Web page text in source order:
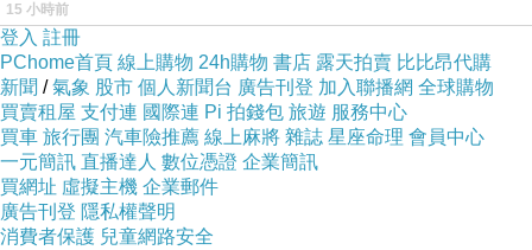
仞的懸崖上，有一座遮天蔽
15 小時前
登入 註冊
PChome首頁 線上購物 24h購物 書店 露天拍賣 比比昂代購
新聞 /氣象 股市 個人新聞台 廣告刊登 加入聯播網 全球購物
買賣租屋 支付連 國際連 Pi 拍錢包 旅遊 服務中心
買車 旅行團 汽車險推薦 線上麻將 雜誌 星座命理 會員中心
一元簡訊 直播達人 數位憑證 企業簡訊
買網址 虛擬主機 企業郵件
廣告刊登 隱私權聲明
消費者保護 兒童網路安全